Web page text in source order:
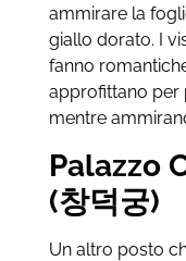
ammirare la
giallo dorato. I
fanno
approfittano per
mentre
Palazzo
(창덕궁)
Un altro posto